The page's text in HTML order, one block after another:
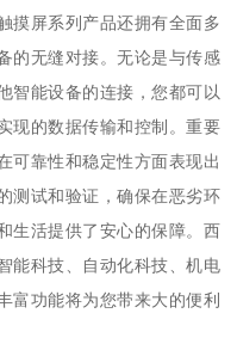
摸屏系列产品还拥有全面多
的无缝对接。无论是与传感
智能设备的连接，您都可以
现的数据传输和控制。重要
可靠性和稳定性方面表现出
测试和验证，确保在恶劣环
生活提供了安心的保障。西
能科技、自动化科技、机电
富功能将为您带来大的便利